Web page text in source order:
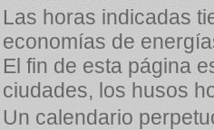
Las horas indicadas
economías de
El fin de esta página
ciudades, los husos
Un calendario